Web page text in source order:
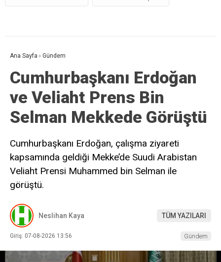
Ana Sayfa › Gündem
Cumhurbaşkanı Erdoğan
ve Veliaht Prens Bin
Selman Mekkede Görüştü
Cumhurbaşkanı Erdoğan, çalışma ziyareti
kapsamında geldiği Mekke’de Suudi Arabistan
Veliaht Prensi Muhammed bin Selman ile
görüştü.
Neslihan Kaya TÜM YAZILARI
Giriş: 07-08-2026 13:56 Gündem